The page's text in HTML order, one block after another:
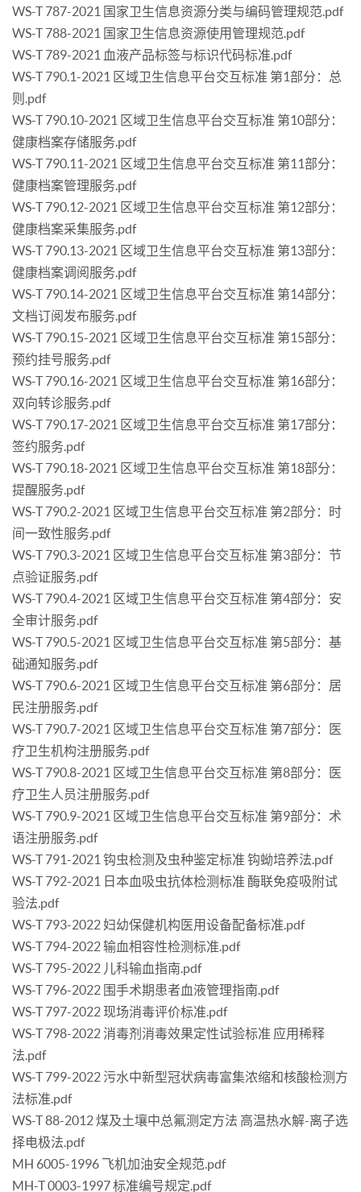
WS-T 787-2021 国家卫生信息资源分类与编码管理规范.pdf
WS-T 788-2021 国家卫生信息资源使用管理规范.pdf
WS-T 789-2021 血液产品标签与标识代码标准.pdf
WS-T 790.1-2021 区域卫生信息平台交互标准 第1部分：总
则.pdf
WS-T 790.10-2021 区域卫生信息平台交互标准 第10部分：
健康档案存储服务.pdf
WS-T 790.11-2021 区域卫生信息平台交互标准 第11部分：
健康档案管理服务.pdf
WS-T 790.12-2021 区域卫生信息平台交互标准 第12部分：
健康档案采集服务.pdf
WS-T 790.13-2021 区域卫生信息平台交互标准 第13部分：
健康档案调阅服务.pdf
WS-T 790.14-2021 区域卫生信息平台交互标准 第14部分：
文档订阅发布服务.pdf
WS-T 790.15-2021 区域卫生信息平台交互标准 第15部分：
预约挂号服务.pdf
WS-T 790.16-2021 区域卫生信息平台交互标准 第16部分：
双向转诊服务.pdf
WS-T 790.17-2021 区域卫生信息平台交互标准 第17部分：
签约服务.pdf
WS-T 790.18-2021 区域卫生信息平台交互标准 第18部分：
提醒服务.pdf
WS-T 790.2-2021 区域卫生信息平台交互标准 第2部分：时
间一致性服务.pdf
WS-T 790.3-2021 区域卫生信息平台交互标准 第3部分：节
点验证服务.pdf
WS-T 790.4-2021 区域卫生信息平台交互标准 第4部分：安
全审计服务.pdf
WS-T 790.5-2021 区域卫生信息平台交互标准 第5部分：基
础通知服务.pdf
WS-T 790.6-2021 区域卫生信息平台交互标准 第6部分：居
民注册服务.pdf
WS-T 790.7-2021 区域卫生信息平台交互标准 第7部分：医
疗卫生机构注册服务.pdf
WS-T 790.8-2021 区域卫生信息平台交互标准 第8部分：医
疗卫生人员注册服务.pdf
WS-T 790.9-2021 区域卫生信息平台交互标准 第9部分：术
语注册服务.pdf
WS-T 791-2021 钩虫检测及虫种鉴定标准 钩蚴培养法.pdf
WS-T 792-2021 日本血吸虫抗体检测标准 酶联免疫吸附试
验法.pdf
WS-T 793-2022 妇幼保健机构医用设备配备标准.pdf
WS-T 794-2022 输血相容性检测标准.pdf
WS-T 795-2022 儿科输血指南.pdf
WS-T 796-2022 围手术期患者血液管理指南.pdf
WS-T 797-2022 现场消毒评价标准.pdf
WS-T 798-2022 消毒剂消毒效果定性试验标准 应用稀释
法.pdf
WS-T 799-2022 污水中新型冠状病毒富集浓缩和核酸检测方
法标准.pdf
WS-T 88-2012 煤及土壤中总氟测定方法 高温热水解-离子选
择电极法.pdf
MH 6005-1996 飞机加油安全规范.pdf
MH-T 0003-1997 标准编号规定.pdf